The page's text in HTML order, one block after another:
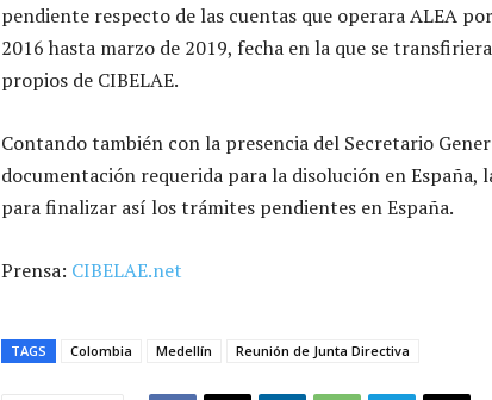
pendiente respecto de las cuentas que operara ALEA
2016 hasta marzo de 2019, fecha en la que se
propios de CIBELAE.
Contando también con la presencia del Secretario
documentación requerida para la disolución en España,
para finalizar así los trámites pendientes en España.
Prensa: CIBELAE.net
TAGS Colombia Medellín Reunión de Junta Directiva